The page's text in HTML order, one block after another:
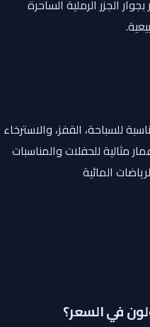
الجزر الرملية الساحرة
للسباحة، القفز، والاسترخاء
مثالية للحفلات والمناسبات
المائية
في السعر؟